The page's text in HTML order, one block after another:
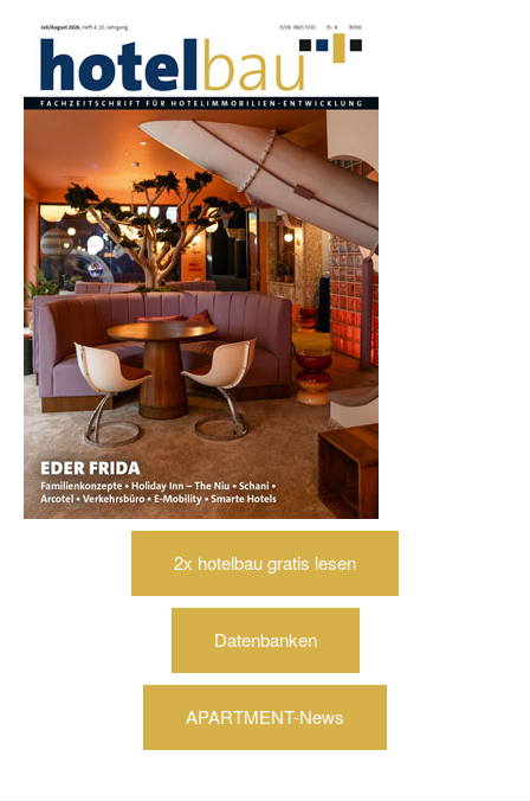
2x hotelbau gratis lesen
Datenbanken
APARTMENT-News